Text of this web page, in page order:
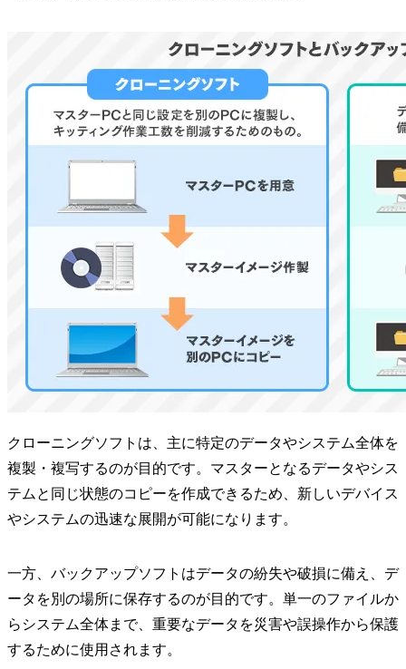
クローニングソフトは、主に特定のデータやシステム全体を
複製・複写するのが目的です。マスターとなるデータやシス
テムと同じ状態のコピーを作成できるため、新しいデバイス
やシステムの迅速な展開が可能になります。
一方、バックアップソフトはデータの紛失や破損に備え、デ
ータを別の場所に保存するのが目的です。単一のファイルか
らシステム全体まで、重要なデータを災害や誤操作から保護
するために使用されます。